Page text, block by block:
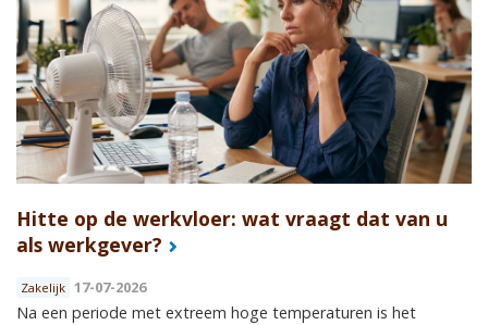
Hitte op de werkvloer: wat vraagt dat van u
als werkgever?
Zakelijk 17-07-2026
Na een periode met extreem hoge temperaturen is het